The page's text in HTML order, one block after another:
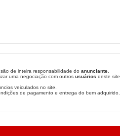
de inteira responsabilidade do anunciante
uma negociação com outros usuários deste site.
veiculados no site.
de pagamento e entrega do bem adquirido.